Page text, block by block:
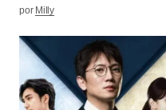
por Milly